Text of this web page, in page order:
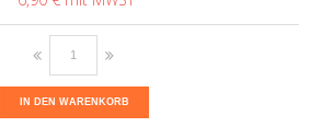
IN DEN WARENKORB